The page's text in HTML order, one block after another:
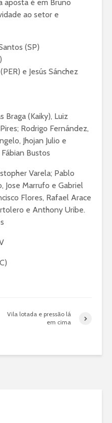
aposta é em Bruno
ao setor e
(SP)
e Jesús Sánchez
Braga (Kaiky), Luiz
Rodrigo Fernández,
Jhojan Julio e
Fábian Bustos
Varela; Pablo
Jose Marrufo e Gabriel
Flores, Rafael Arace
e Anthony Uribe.
Vila lotada e pressão lá
em cima